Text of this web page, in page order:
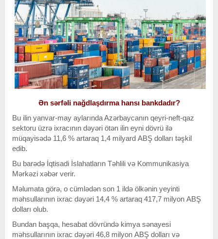
Ən sərfəli nağdlaşdırma hansı bankdadır?
Bu ilin yanvar-may aylarında Azərbaycanın qeyri-neft-qaz
sektoru üzrə ixracının dəyəri ötən ilin eyni dövrü ilə
müqayisədə 11,6 % artaraq 1,4 milyard ABŞ dolları təşkil
edib.
Bu barədə İqtisadi İslahatların Təhlili və Kommunikasiya
Mərkəzi xəbər verir.
Məlumata görə, o cümlədən son 1 ildə ölkənin yeyinti
məhsullarının ixrac dəyəri 14,4 % artaraq 417,7 milyon ABŞ
dolları olub.
Bundan başqa, hesabat dövründə kimya sənayesi
məhsullarının ixrac dəyəri 46,8 milyon ABŞ dolları və